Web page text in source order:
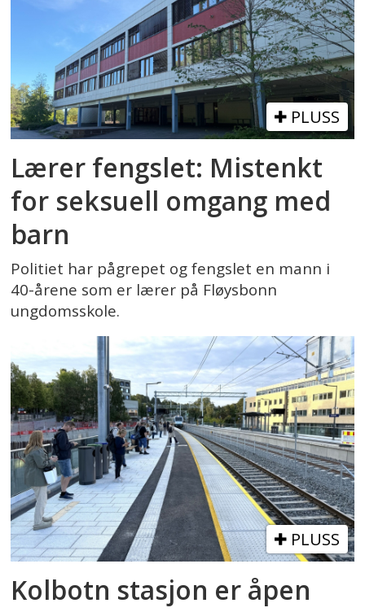
PLUSS
Lærer fengslet: Mistenkt
for seksuell omgang med
barn
Politiet har pågrepet og fengslet en mann i
40-årene som er lærer på Fløysbonn
ungdomsskole.
PLUSS
Kolbotn stasjon er åpen